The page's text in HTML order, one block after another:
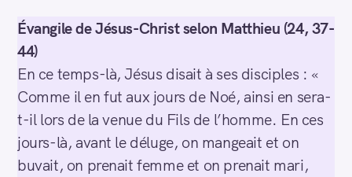
Évangile de Jésus-Christ selon Matthieu (24, 37-
44)
En ce temps-là, Jésus disait à ses disciples : «
Comme il en fut aux jours de Noé, ainsi en sera-
t-il lors de la venue du Fils de l’homme. En ces
jours-là, avant le déluge, on mangeait et on
buvait, on prenait femme et on prenait mari,